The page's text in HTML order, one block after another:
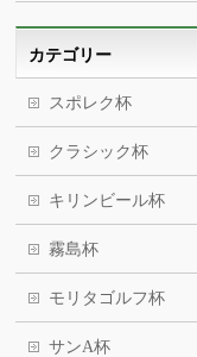
カテゴリー
スポレク杯
クラシック杯
キリンビール杯
霧島杯
モリタゴルフ杯
サンA杯